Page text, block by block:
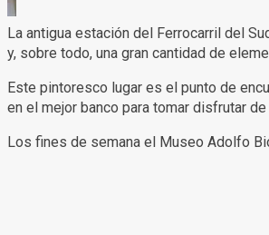
La antigua estación del Ferrocarril del
y, sobre todo, una gran cantidad de
Este pintoresco lugar es el punto de
en el mejor banco para tomar disfrutar
Los fines de semana el Museo Adolfo